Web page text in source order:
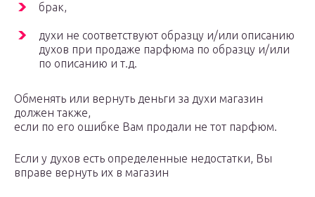
брак,
духи не соответствуют образцу и/или описанию
духов при продаже парфюма по образцу и/или
по описанию и т.д.
Обменять или вернуть деньги за духи магазин
должен также,
если по его ошибке Вам продали не тот парфюм.
Если у духов есть определенные недостатки, Вы
вправе вернуть их в магазин